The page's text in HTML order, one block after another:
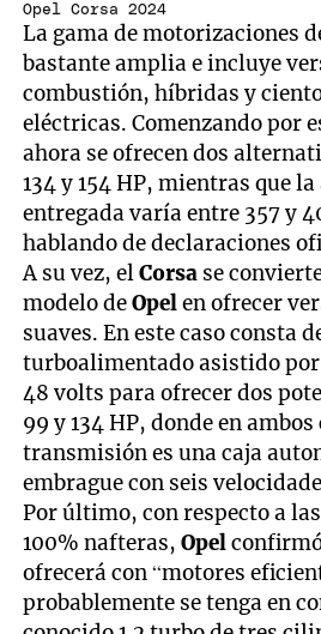
Opel Corsa 2024
La gama de motorizaciones
bastante amplia e incluye
combustión, híbridas y
eléctricas. Comenzando por
ahora se ofrecen dos
134 y 154 HP, mientras que
entregada varía entre 357 y
hablando de declaraciones
A su vez, elCorsa se
modelo deOpelen ofrecer
suaves. En este caso consta
turboalimentado asistido
48 volts para ofrecer dos
99 y 134 HP, donde en ambos
transmisión es una caja
embrague con seis
Por último, con respecto a
100% nafteras,Opel
ofrecerá con “motores
probablemente se tenga en